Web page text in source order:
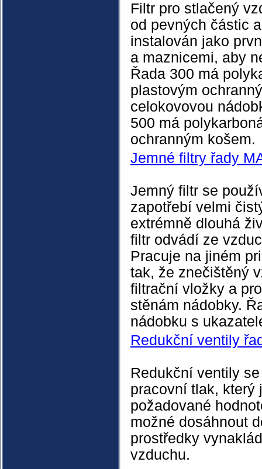
Filtr pro stlačený
od pevných částic
instalován jako
a maznicemi, aby
Řada 300 má
plastovým
celokovovou
500 má
ochranným košem.
Jemné filtry řady
Jemný filtr se
zapotřebí velmi
extrémně dlouhá
filtr odvádí ze
Pracuje na jiném
tak, že znečištěný
filtrační vložky a
stěnám nádobky.
nádobku s
Redukční ventily
Redukční ventily
pracovní tlak, který
požadované
možné dosáhnout
prostředky
vzduchu.